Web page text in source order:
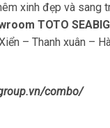
xinh đẹp và sang
TOTO SEABIG
– Thanh xuân –
combo/